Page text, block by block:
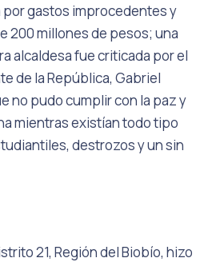
gastos improcedentes y
200 millones de pesos; una
alcaldesa fue criticada por el
de la República, Gabriel
no pudo cumplir con la paz y
mientras existían todo tipo
destrozos y un sin
21, Región del Biobío, hizo